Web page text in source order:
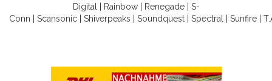
Digital
Rainbow| Renegade| S-
Conn
Scansonic Shiverpeaks Soundquest Spectral Sunfire